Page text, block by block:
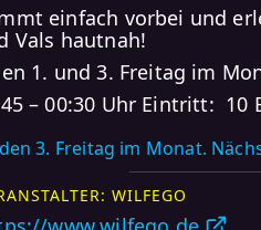
einfach vorbei und
Vals hautnah!
1. und 3. Freitag im
– 00:30 Uhr Eintritt: 10
3. Freitag im Monat.
WILFEGO